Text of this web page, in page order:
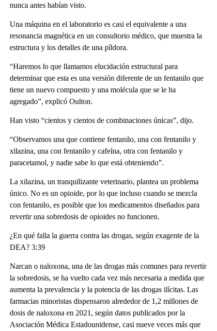
nunca antes habían visto.
Una máquina en el laboratorio es casi el equivalente a una
resonancia magnética en un consultorio médico, que muestra la
estructura y los detalles de una píldora.
“Haremos lo que llamamos elucidación estructural para
determinar que esta es una versión diferente de un fentanilo que
tiene un nuevo compuesto y una molécula que se le ha
agregado”, explicó Oulton.
Han visto “cientos y cientos de combinaciones únicas”, dijo.
“Observamos una que contiene fentanilo, una con fentanilo y
xilazina, una con fentanilo y cafeína, otra con fentanilo y
paracetamol, y nadie sabe lo que está obteniendo”.
La xilazina, un tranquilizante veterinario, plantea un problema
único. No es un opioide, por lo que incluso cuando se mezcla
con fentanilo, es posible que los medicamentos diseñados para
revertir una sobredosis de opioides no funcionen.
¿En qué falla la guerra contra las drogas, según exagente de la
DEA? 3:39
Narcan o naloxona, una de las drogas más comunes para revertir
la sobredosis, se ha vuelto cada vez más necesaria a medida que
aumenta la prevalencia y la potencia de las drogas ilícitas. Las
farmacias minoristas dispensaron alrededor de 1,2 millones de
dosis de naloxona en 2021, según datos publicados por la
Asociación Médica Estadounidense, casi nueve veces más que